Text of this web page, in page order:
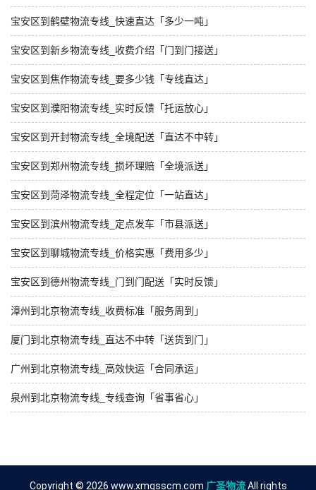
宝安区到鹤壁物流专线_快速直达「多少一吨」
宝安区到新乡物流专线_收费介绍「门到门接送」
宝安区到焦作物流专线_要多少钱「专线直达」
宝安区到濮阳物流专线_实时反馈「托运放心」
宝安区到开封物流专线_全境配送「直达不中转」
宝安区到郑州物流专线_损坏理赔「全境派送」
宝安区到菏泽物流专线_全程定位「一站直达」
宝安区到滨州物流专线_定点发车「市县派送」
宝安区到聊城物流专线_价格实惠「费用多少」
宝安区到德州物流专线_门到门配送「实时反馈」
漳州到北京物流专线_收费标准「服务周到」
厦门到北京物流专线_直达不中转「送货到门」
广州到北京物流专线_高效快运「合同承运」
泉州到北京物流专线_专线查询「省事省心」
Copyright © 2026 www.xmgsscm.com 广圣物流All rights